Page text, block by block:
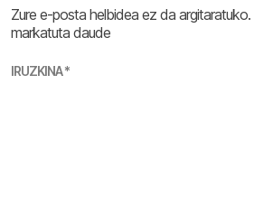
Zure e-posta helbidea ez da argitaratuko.
markatuta daude
IRUZKINA*